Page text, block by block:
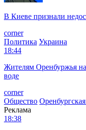
В Киеве признали
corner
Политика Украина
18:44
Жителям Оренбуржья
воде
corner
Общество
Реклама
18:38